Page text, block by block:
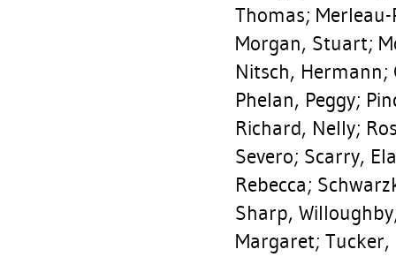
Thomas;
Morgan, Stuart;
Nitsch, Hermann;
Phelan, Peggy;
Richard, Nelly;
Severo; Scarry,
Rebecca;
Sharp, Willoughby
Margaret; Tucker,